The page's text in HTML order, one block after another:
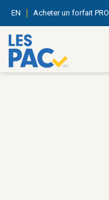
EN Acheter un forfait PRO